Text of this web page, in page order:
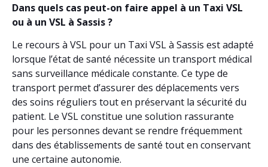
Dans quels cas peut-on faire appel à un Taxi VSL
ou à un VSL à Sassis ?
Le recours à VSL pour un Taxi VSL à Sassis est adapté
lorsque l’état de santé nécessite un transport médical
sans surveillance médicale constante. Ce type de
transport permet d’assurer des déplacements vers
des soins réguliers tout en préservant la sécurité du
patient. Le VSL constitue une solution rassurante
pour les personnes devant se rendre fréquemment
dans des établissements de santé tout en conservant
une certaine autonomie.